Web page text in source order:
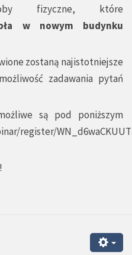
fizyczne, które
w nowym budynku
zostaną najistotniejsze
zadawania pytań
są pod poniższym
register/